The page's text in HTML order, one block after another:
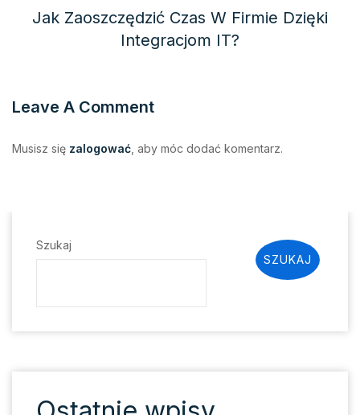
Jak Zaoszczędzić Czas W Firmie Dzięki
Integracjom IT?
Leave A Comment
Musisz się zalogować , aby móc dodać komentarz.
Szukaj
SZUKAJ